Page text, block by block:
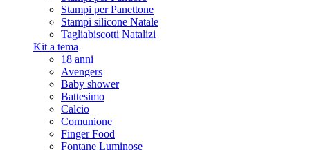
Stampi per Panettone
Stampi silicone Natale
Tagliabiscotti Natalizi
Kit a tema
18 anni
Avengers
Baby shower
Battesimo
Calcio
Comunione
Finger Food
Fontane Luminose